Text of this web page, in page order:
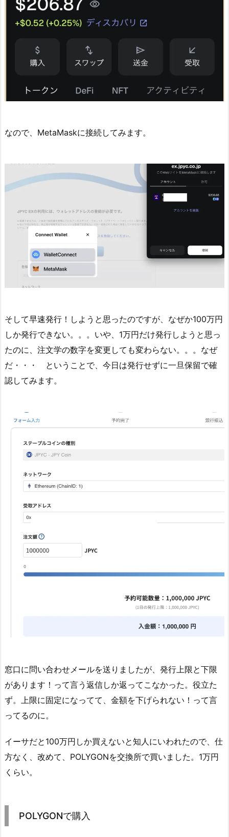
なので、MetaMaskに接続してみます。
そして早速発行！しようと思ったのですが、なぜか100万円
しか発行できない。。。いや、1万円だけ発行しようと思っ
たのに、注文学の数字を変更しても変わらない。。。なぜ
だ・・・ ということで、今日は発行せずに一旦保留で確
認してみます。
窓口に問い合わせメールを送りましたが、発行上限と下限
があります！って言う返信しか返ってこなかった。役立た
ず。上限に固定になってて、金額を下げられない！って言
ってるのに。
イーサだと100万円しか買えないと知人にいわれたので、仕
方なく、改めて、POLYGONを交換所で買いました。1万円
くらい。
POLYGONで購入